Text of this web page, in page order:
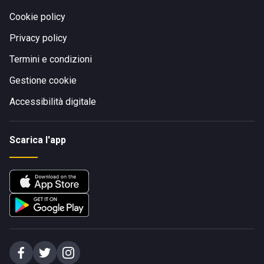
Cookie policy
Privacy policy
Termini e condizioni
Gestione cookie
Accessibilità digitale
Scarica l'app